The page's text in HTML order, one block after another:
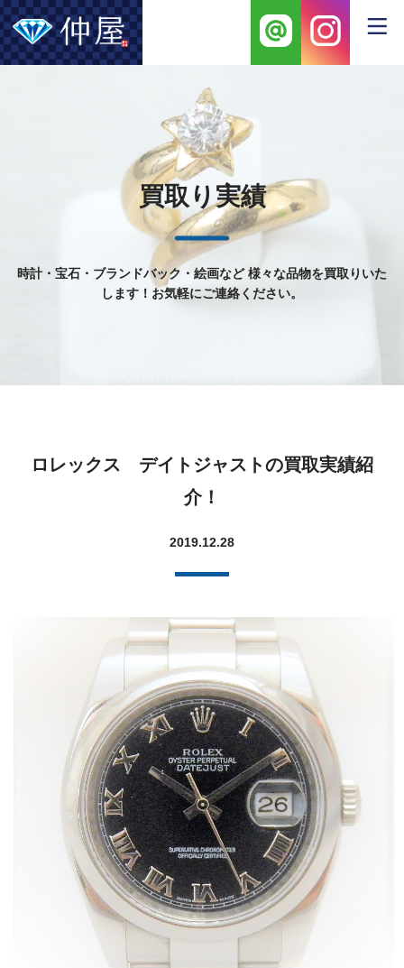
買取り実績
時計・宝石・ブランドバック・絵画など様々な品物を買取りいた
します！お気軽にご連絡ください。
ロレックス デイトジャストの買取実績紹
介！
2019.12.28